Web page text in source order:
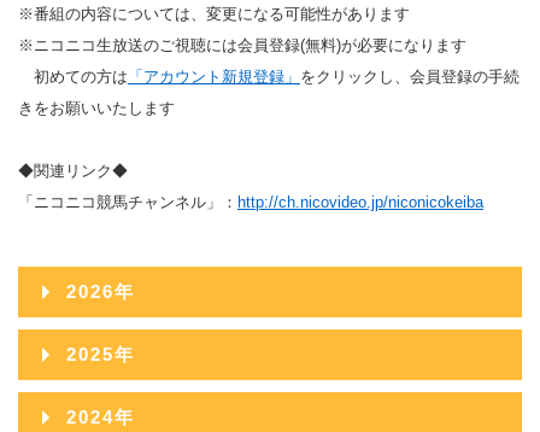
※番組の内容については、変更になる可能性があります
※ニコニコ生放送のご視聴には会員登録(無料)が必要になります
初めての方は 「アカウント新規登録」 をクリックし、会員登録の手続
きをお願いいたします
◆関連リンク◆
「ニコニコ競馬チャンネル」： http://ch.nicovideo.jp/niconicokeiba
2026年
2026年08月
2026年07月
2025年
2025年12月
2024年